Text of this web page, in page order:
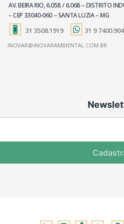
AV. BEIRA RIO, 6.058 / 6.068 – DISTRITO
– CEP 33040-060 – SANTA LUZIA – MG
31 3508.1919 31 9
INOVAR@INOVARAMBIENTAL.COM.BR